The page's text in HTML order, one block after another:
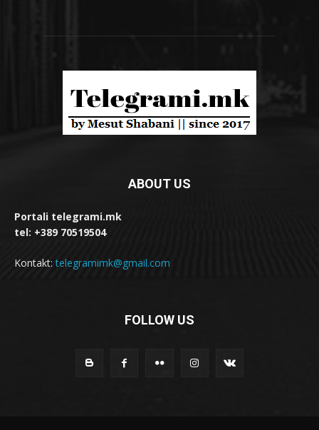
ABOUT US
Portali telegrami.mk
tel: +389 70519504
Kontakt:telegramimk@gmail.com
FOLLOW US